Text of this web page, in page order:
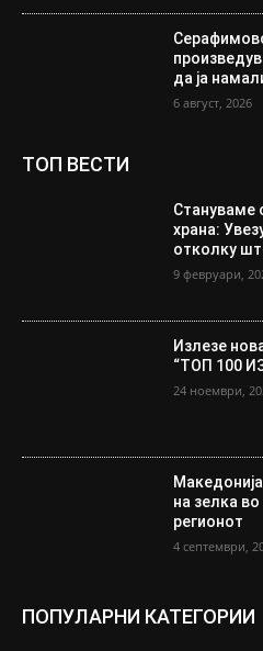
да ја
6 август, 2026
ТОП ВЕСТИ
Стануваме
храна:
отколку
9 февруари,
Излезе
“ТОП 100
24 ноември,
на зелка
регионот
4 септември,
ПОПУЛАРНИ КАТЕГОРИИ